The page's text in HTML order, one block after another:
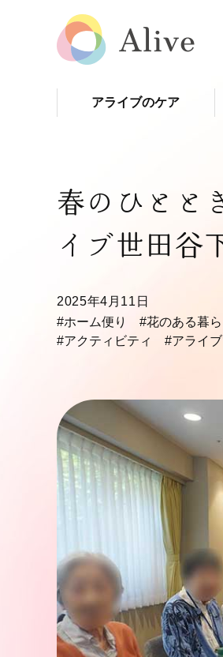
アライブのケア
春のひとと
イブ世田谷
2025年4月11日
#ホーム便り
#花のある暮
#アクティビティ
#アライ